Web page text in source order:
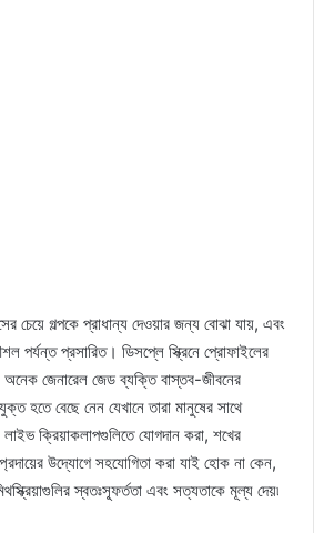
চেয়ে গল্পকে প্রাধান্য দেওয়ার জন্য বোঝা যায়, এবং
পর্যন্ত প্রসারিত। ডিসপ্লে স্ক্রিনে প্রোফাইলের
অনেক জেনারেল জেড ব্যক্তি বাস্তব-জীবনের
হতে বেছে নেন যেখানে তারা মানুষের সাথে
লাইভ ক্রিয়াকলাপগুলিতে যোগদান করা, শখের
উদ্যোগে সহযোগিতা করা যাই হোক না কেন,
স্বতঃস্ফূর্ততা এবং সত্যতাকে মূল্য দেয়৷